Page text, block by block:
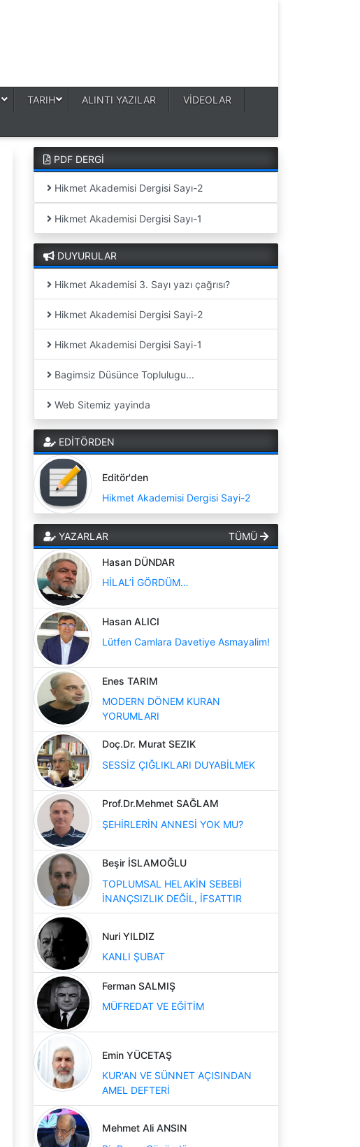
TARIH ALINTI YAZILAR VİDEOLAR
PDF DERGİ
Hikmet Akademisi Dergisi Sayı-2
Hikmet Akademisi Dergisi Sayı-1
DUYURULAR
Hikmet Akademisi 3. Sayı yazı çağrısı?
Hikmet Akademisi Dergisi Sayi-2
Hikmet Akademisi Dergisi Sayi-1
Bagimsiz Düsünce Toplulugu...
Web Sitemiz yayinda
EDİTÖRDEN
Editör'den
Hikmet Akademisi Dergisi Sayi-2
YAZARLAR TÜMÜ
Hasan DÜNDAR
HİLAL’İ GÖRDÜM…
Hasan ALICI
Lütfen Camlara Davetiye Asmayalim!
Enes TARIM
MODERN DÖNEM KURAN
YORUMLARI
Doç.Dr. Murat SEZIK
SESSİZ ÇIĞLIKLARI DUYABİLMEK
Prof.Dr.Mehmet SAĞLAM
ŞEHİRLERİN ANNESİ YOK MU?
Beşir İSLAMOĞLU
TOPLUMSAL HELAKİN SEBEBİ
İNANÇSIZLIK DEĞİL, İFSATTIR
Nuri YILDIZ
KANLI ŞUBAT
Ferman SALMIŞ
MÜFREDAT VE EĞİTİM
Emin YÜCETAŞ
KUR'AN VE SÜNNET AÇISINDAN
AMEL DEFTERİ
Mehmet Ali ANSIN